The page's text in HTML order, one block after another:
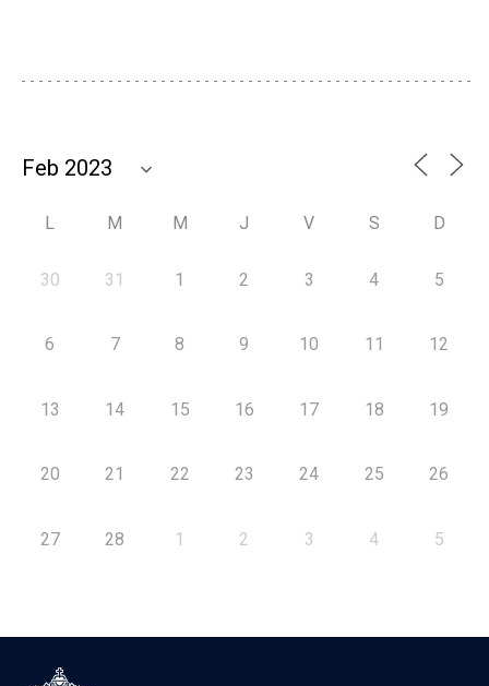
L M M J V S D
30 31 1 2 3 4 5
6 7 8 9 10 11 12
13 14 15 16 17 18 19
20 21 22 23 24 25 26
27 28 1 2 3 4 5